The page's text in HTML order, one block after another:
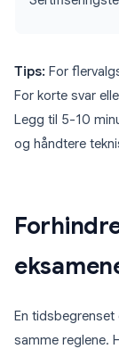
Tips: For
For korte svar
Legg til 5-10
og håndtere
En
samme reglene.